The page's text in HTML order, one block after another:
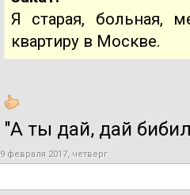
Я старая, больная,
квартиру в Москве.
"А ты дай, дай
9 февраля 2017, четверг